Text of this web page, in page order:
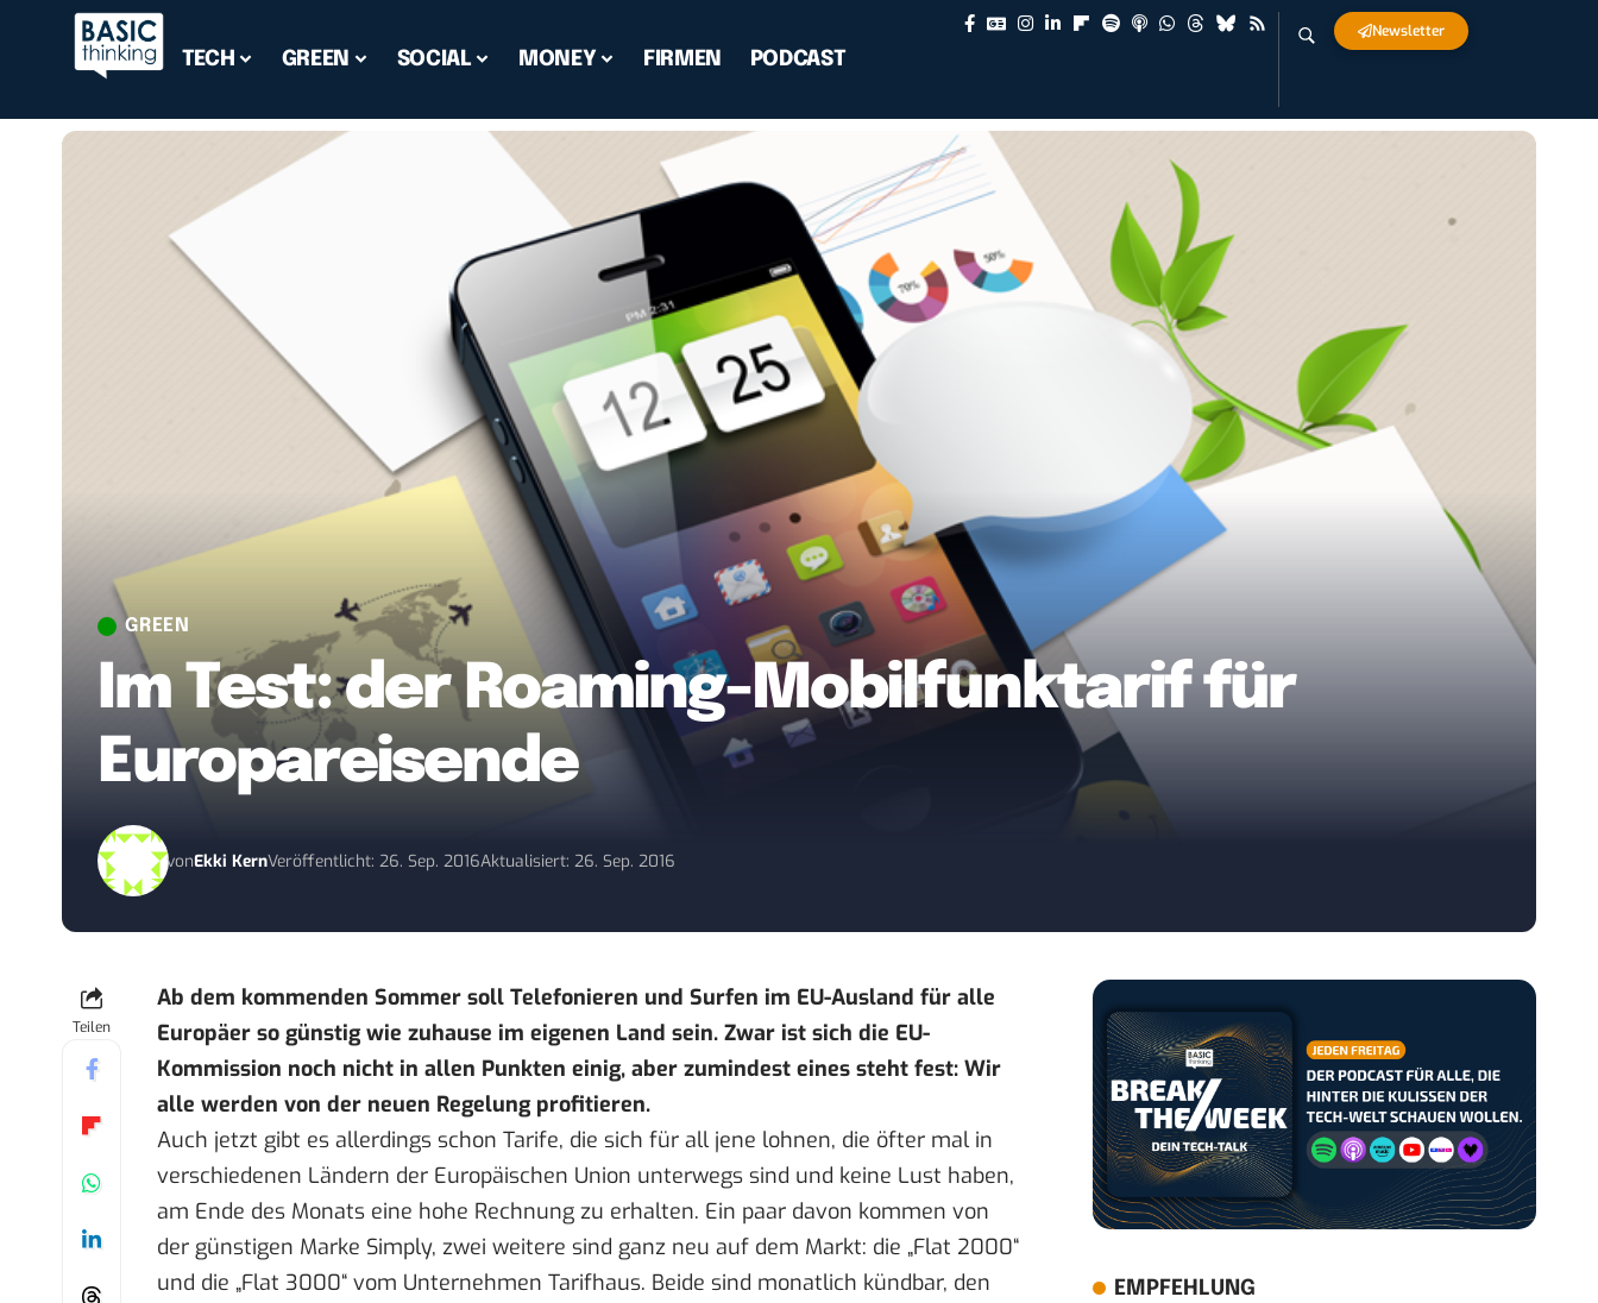
TECH GREEN SOCIAL MONEY FIRMEN PODCAST
Newsletter
GREEN
Im Test: der Roaming-Mobilfunktarif für
Europareisende
vonEkki KernVeröffentlicht: 26. Sep. 2016Aktualisiert: 26. Sep. 2016
Teilen
Ab dem kommenden Sommer soll Telefonieren und Surfen im EU-Ausland für alle
Europäer so günstig wie zuhause im eigenen Land sein. Zwar ist sich die EU-
Kommission noch nicht in allen Punkten einig, aber zumindest eines steht fest: Wir
alle werden von der neuen Regelung profitieren.
Auch jetzt gibt es allerdings schon Tarife, die sich für all jene lohnen, die öfter mal in
verschiedenen Ländern der Europäischen Union unterwegs sind und keine Lust haben,
am Ende des Monats eine hohe Rechnung zu erhalten. Ein paar davon kommen von
der günstigen Marke Simply, zwei weitere sind ganz neu auf dem Markt: die „Flat 2000“
und die „Flat 3000“ vom Unternehmen Tarifhaus. Beide sind monatlich kündbar, den
EMPFEHLUNG